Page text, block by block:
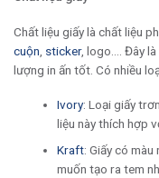
Chất liệu giấy là chất liệu
cuộn sticker, logo…. Đây là
lượng in ấn tốt. Có nhiều
Ivory: Loại giấy
liệu này thích hợp
Kraft: Giấy có
muốn tạo ra tem